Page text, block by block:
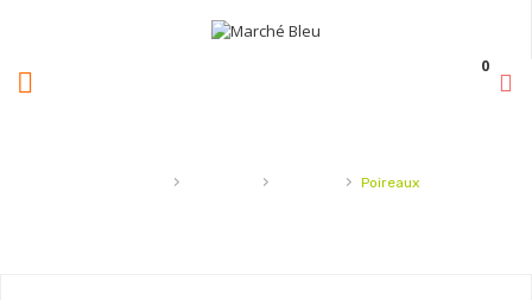
0
› › › Poireaux